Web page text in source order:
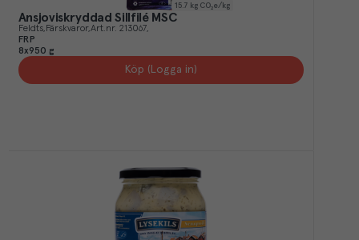
15.7 kg CO₂e/kg
Ansjoviskryddad Sillfilé MSC
Feldts Färskvaror Art.nr. 213067
FRP
8x950 g
Köp (Logga in)